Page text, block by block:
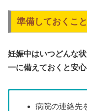
準備しておくこと
妊娠中はいつどんな
一に備えておくと安
病院の連絡先